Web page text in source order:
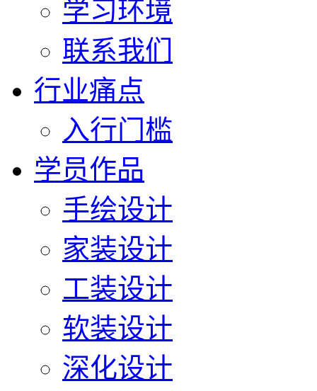
学习环境
联系我们
行业痛点
入行门槛
学员作品
手绘设计
家装设计
工装设计
软装设计
深化设计